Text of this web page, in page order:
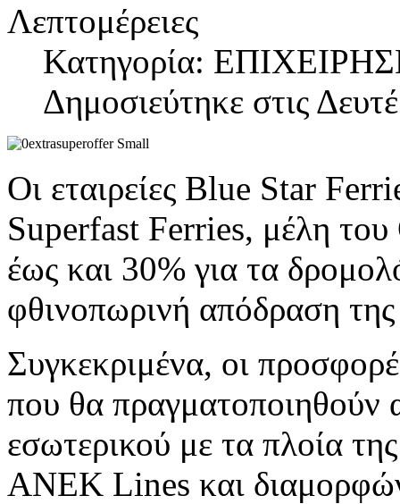
Λεπτομέρειες
Κατηγορία:
Δημοσιεύτηκε στις
Οι εταιρείες Blue Star
Superfast Ferries, μέλη
έως και 30% για τα
φθινοπωρινή απόδραση
Συγκεκριμένα, οι
που θα πραγματοποιηθούν
εσωτερικού με τα πλοία
ΑΝΕΚ Lines και